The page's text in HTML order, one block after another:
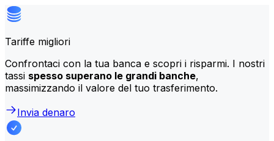
Tariffe migliori
Confrontaci con la tua banca e scopri i risparmi. I nostri
tassi spesso superano le grandi banche,
massimizzando il valore del tuo trasferimento.
Invia denaro